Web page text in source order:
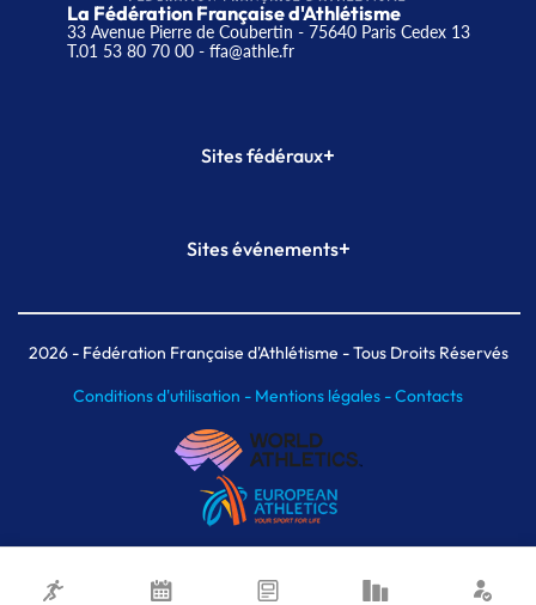
La Fédération Française d'Athlétisme
33 Avenue Pierre de Coubertin - 75640 Paris Cedex 13
T.01 53 80 70 00- ffa@athle.fr
Sites fédéraux+
Plateforme Formation
Sites événements+
Meeting de Paris indoor
MAIF Ekiden de Paris
2026- Fédération Française d'Athlétisme - Tous Droits Réservés
Conditions d'utilisation - Mentions légales -Contacts